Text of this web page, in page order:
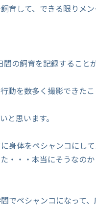
育して、できる限りメ
の飼育を記録すること
動を数多く撮影できたこ
と思います。
身体をペシャンコにし
・・・本当にそうなのか
でペシャンコになって